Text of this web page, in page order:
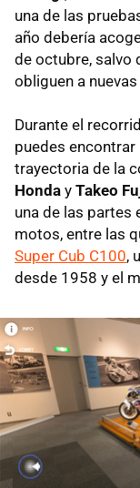
una de las
año debería
de octubre, salvo
obliguen a
Durante el
puedes
trayectoria de la
Honda y Takeo
una de las partes
motos, entre las
Super Cub C100,
desde 1958 y el